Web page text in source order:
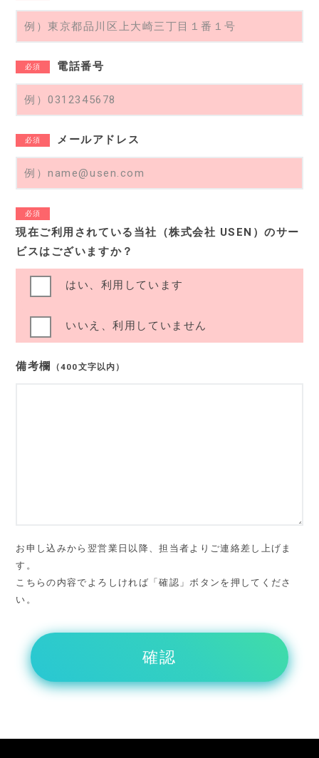
必須 電話番号
必須 メールアドレス
必須
現在ご利用されている当社（株式会社 USEN）のサー
ビスはございますか？
はい、利用しています
いいえ、利用していません
備考欄 （400文字以内）
お申し込みから翌営業日以降、担当者よりご連絡差し上げま
す。
こちらの内容でよろしければ「確認」ボタンを押してくださ
い。
確認